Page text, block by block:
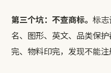
第三个坑：不查商标。标
名、图形、英文、品类保
完、物料印完，发现不能注